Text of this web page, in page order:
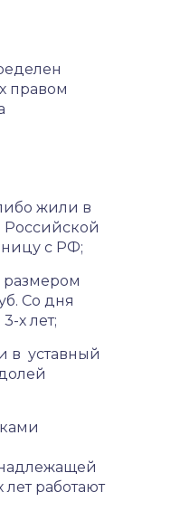
правом
жили в
Российской
с РФ;
размером
Со дня
х лет;
в уставный
работают